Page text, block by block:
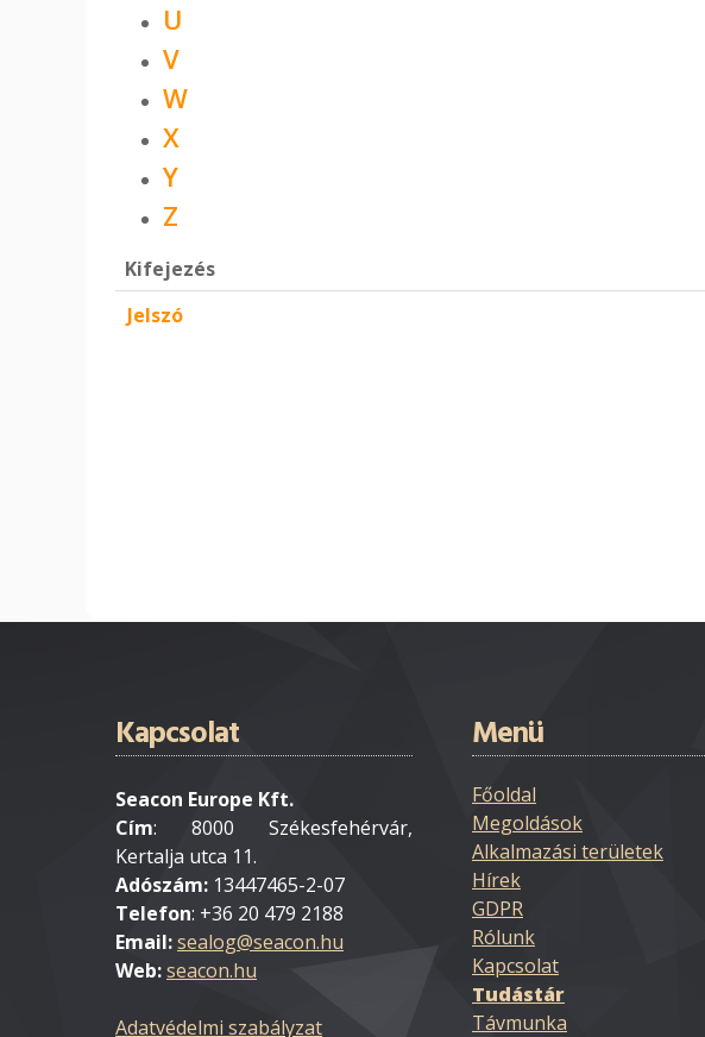
U
V
W
X
Y
Z
Kifejezés
Jelszó
Kapcsolat
Seacon Europe Kft.
Cím: 8000 Székesfehérvár,
Kertalja utca 11.
Adószám: 13447465-2-07
Telefon: +36 20 479 2188
Email:
Web:seacon.hu
Adatvédelmi szabályzat
Menü
Főoldal
Megoldások
Alkalmazási területek
Hírek
GDPR
Rólunk
Kapcsolat
Tudástár
Távmunka